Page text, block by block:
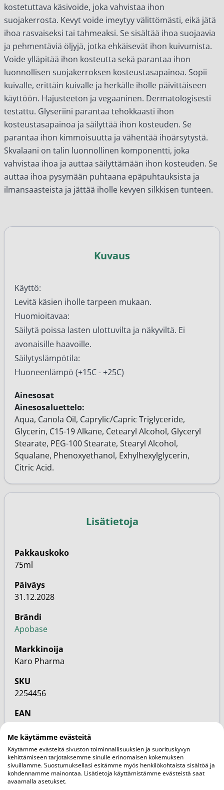
kostetuttava käsivoide, joka vahvistaa ihon
suojakerrosta. Kevyt voide imeytyy välittömästi, eikä jätä
ihoa rasvaiseksi tai tahmeaksi. Se sisältää ihoa suojaavia
ja pehmentäviä öljyjä, jotka ehkäisevät ihon kuivumista.
Voide ylläpitää ihon kosteutta sekä parantaa ihon
luonnollisen suojakerroksen kosteustasapainoa. Sopii
kuivalle, erittäin kuivalle ja herkälle iholle päivittäiseen
käyttöön. Hajusteeton ja vegaaninen. Dermatologisesti
testattu. Glyseriini parantaa tehokkaasti ihon
kosteustasapainoa ja säilyttää ihon kosteuden. Se
parantaa ihon kimmoisuutta ja vähentää ihoärsytystä.
Skvalaani on talin luonnollinen komponentti, joka
vahvistaa ihoa ja auttaa säilyttämään ihon kosteuden. Se
auttaa ihoa pysymään puhtaana epäpuhtauksista ja
ilmansaasteista ja jättää iholle kevyen silkkisen tunteen.
Kuvaus
Käyttö:
Levitä käsien iholle tarpeen mukaan.
Huomioitavaa:
Säilytä poissa lasten ulottuvilta ja näkyviltä. Ei
avonaisille haavoille.
Säilytyslämpötila:
Huoneenlämpö (+15C - +25C)
Ainesosat
Ainesosaluettelo:
Aqua, Canola Oil, Caprylic/Capric Triglyceride,
Glycerin, C15-19 Alkane, Cetearyl Alcohol, Glyceryl
Stearate, PEG-100 Stearate, Stearyl Alcohol,
Squalane, Phenoxyethanol, Exhylhexylglycerin,
Citric Acid.
Lisätietoja
Pakkauskoko
75ml
Päiväys
31.12.2028
Brändi
Apobase
Markkinoija
Karo Pharma
SKU
2254456
EAN
7350087738444
Perhe
Vapaakaupan tuote
Ominaisuudet
Me käytämme evästeitä
Käytämme evästeitä sivuston toiminnallisuuksien ja suorituskyvyn
kehittämiseen tarjotaksemme sinulle erinomaisen kokemuksen
sivuillamme. Suostumuksellasi esitämme myös henkilökohtaista sisältöä ja
kohdennamme mainontaa. Lisätietoja käyttämistämme evästeistä saat
avaamalla asetukset.